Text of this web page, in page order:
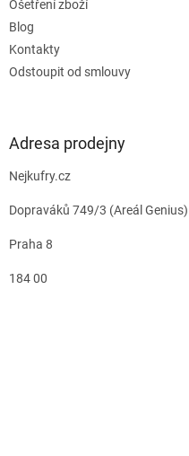
Ošetření zboží
Blog
Kontakty
Odstoupit od smlouvy
Adresa prodejny
Nejkufry.cz
Dopraváků 749/3 (Areál Genius)
Praha 8
184 00